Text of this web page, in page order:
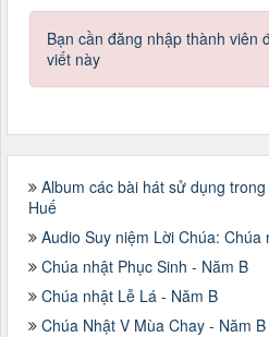
Bạn cần đăng nhập thành viên
viết này
Album các bài hát sử dụng
Huế
Audio Suy niệm Lời Chúa:
Chúa nhật Phục Sinh - Năm B
Chúa nhật Lễ Lá - Năm B
Chúa Nhật V Mùa Chay - Năm B